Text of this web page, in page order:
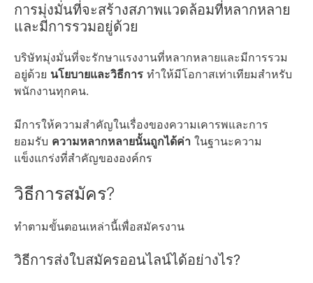
การมุ่งมั่นที่จะสร้างสภาพแวดล้อมที่หลากหลาย
และมีการรวมอยู่ด้วย
บริษัทมุ่งมั่นที่จะรักษาแรงงานที่หลากหลายและมีการรวม
อยู่ด้วย นโยบายและวิธีการ ทำให้มีโอกาสเท่าเทียมสำหรับ
พนักงานทุกคน.
มีการให้ความสำคัญในเรื่องของความเคารพและการ
ยอมรับ ความหลากหลายนั้นถูกได้ค่า ในฐานะความ
แข็งแกร่งที่สำคัญขององค์กร
วิธีการสมัคร?
ทำตามขั้นตอนเหล่านี้เพื่อสมัครงาน
วิธีการส่งใบสมัครออนไลน์ได้อย่างไร?